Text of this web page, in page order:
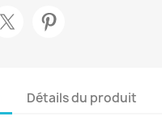
Détails du produit